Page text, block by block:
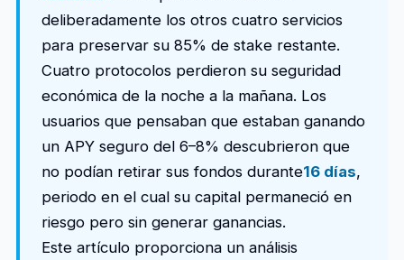
deliberadamente los otros cuatro servicios
para preservar su 85% de stake restante.
Cuatro protocolos perdieron su seguridad
económica de la noche a la mañana. Los
usuarios que pensaban que estaban ganando
un APY seguro del 6–8% descubrieron que
no podían retirar sus fondos durante16 días,
periodo en el cual su capital permaneció en
riesgo pero sin generar ganancias.
Este artículo proporciona un análisis